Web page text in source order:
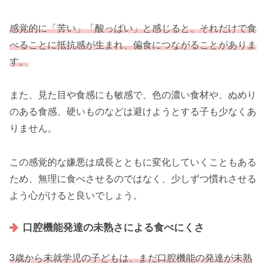
感覚的に「苦い」「酸っぱい」と感じると、それだけで食
べることに抵抗感が生まれ、偏食につながることがありま
す。
また、見た目や食感にも敏感で、色の濃い食材や、ぬめり
のある食感、硬いものなどは避けようとする子も少なくあ
りません。
この感覚的な嫌悪は成長とともに変化していくこともある
ため、無理に食べさせるのではなく、少しずつ慣れさせる
よう心がけると良いでしょう。
口腔機能発達の未熟さによる食べにくさ
3歳から未就学児の子どもは、まだ口腔機能の発達が未熟